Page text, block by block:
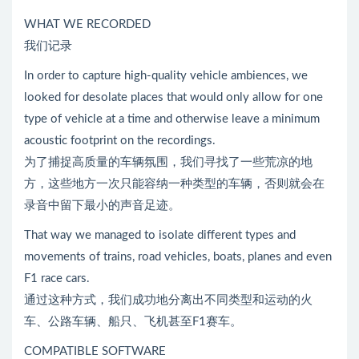
WHAT WE RECORDED
我们记录
In order to capture high-quality vehicle ambiences, we
looked for desolate places that would only allow for one
type of vehicle at a time and otherwise leave a minimum
acoustic footprint on the recordings.
为了捕捉高质量的车辆氛围，我们寻找了一些荒凉的地
方，这些地方一次只能容纳一种类型的车辆，否则就会在
录音中留下最小的声音足迹。
That way we managed to isolate different types and
movements of trains, road vehicles, boats, planes and even
F1 race cars.
通过这种方式，我们成功地分离出不同类型和运动的火
车、公路车辆、船只、飞机甚至F1赛车。
COMPATIBLE SOFTWARE